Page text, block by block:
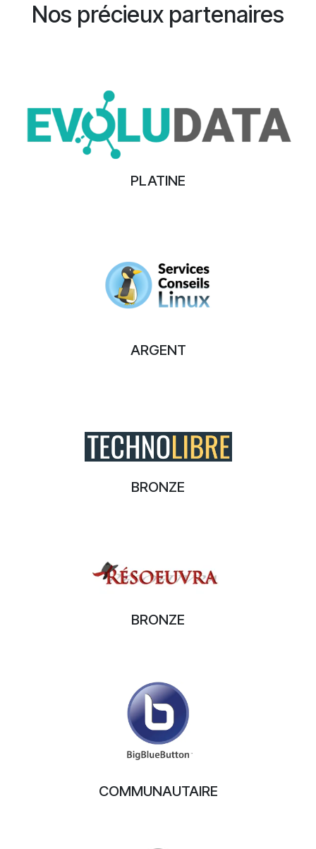
Nos précieux partenaires
PLATINE
ARGENT
BRONZE
BRONZE
COMMUNAUTAIRE